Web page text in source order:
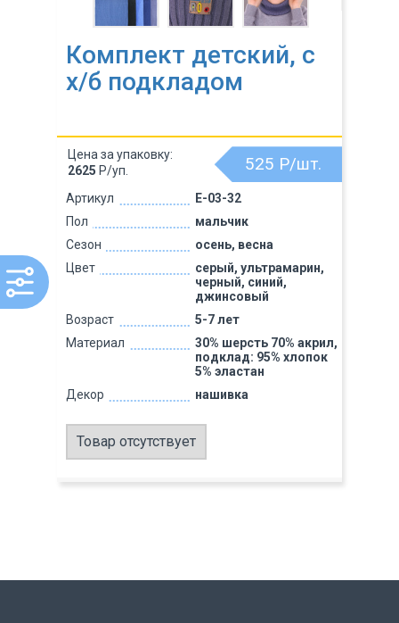
Комплект детский, с
х/б подкладом
Артикул
E-03-32
Пол
мальчик
Сезон
осень, весна
Цвет
серый, ультрамарин,
черный, синий,
джинсовый
Возраст
5-7 лет
Материал
30% шерсть 70% акрил,
подклад: 95% хлопок
5% эластан
Декор
нашивка
525 Р/шт.
Цена за упаковку:
2625 Р/уп.
Товар отсутствует